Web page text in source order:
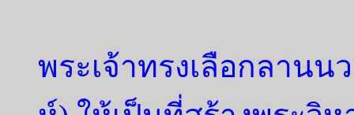
พระเจ้าทรงเลือกลาน